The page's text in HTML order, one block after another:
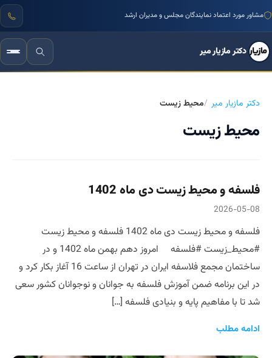
مشاور مورد اعتماد نمایندگان مجلس و مدیران ارشد
دکتر مازیار میر
دکتر مازیار میر محیط زیست
محیط زیست
فلسفه و محیط زیست دی ماه 1402
2026-05-08
فلسفه و محیط زیست دی ماه 1402 فلسفه و محیط زیست
#محیط_زیست #فلسفه امروز دهم بهمن ماه 1402 و در
ساختمان مجمع فلاسفه ایران در تهران از ساعت 16 آغاز بکار کرد و
در این برنامه ضمن آموزش فلسفه به جوانان و نوجوانان کشور سعی
شد تا با مفاهیم پایه و بنیادی فلسفه […]
ادامه مطلب